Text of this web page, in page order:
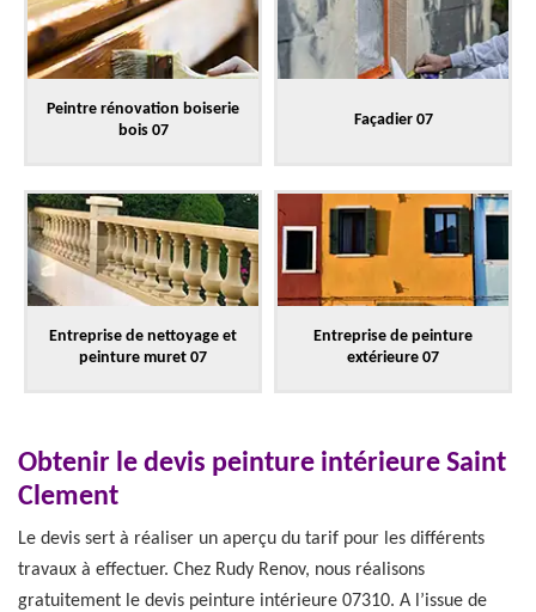
Peintre rénovation boiserie
bois 07
Façadier 07
Entreprise de nettoyage et
peinture muret 07
Entreprise de peinture
extérieure 07
Obtenir le devis peinture intérieure Saint
Clement
Le devis sert à réaliser un aperçu du tarif pour les différents
travaux à effectuer. Chez Rudy Renov, nous réalisons
gratuitement le devis peinture intérieure 07310. A l’issue de